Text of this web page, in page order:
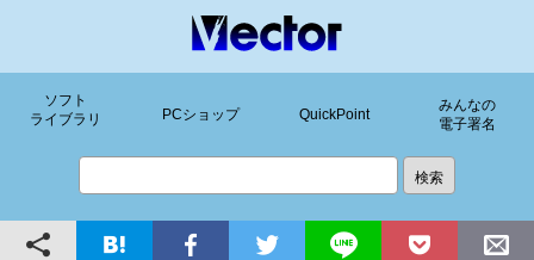
ソフト
ライブラリ
PCショップ QuickPoint
みんなの
電子署名